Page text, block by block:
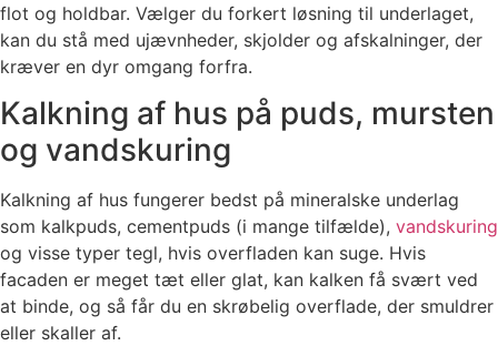
flot og holdbar. Vælger du forkert løsning til underlaget,
kan du stå med ujævnheder, skjolder og afskalninger, der
kræver en dyr omgang forfra.
Kalkning af hus på puds, mursten
og vandskuring
Kalkning af hus fungerer bedst på mineralske underlag
som kalkpuds, cementpuds (i mange tilfælde), vandskuring
og visse typer tegl, hvis overfladen kan suge. Hvis
facaden er meget tæt eller glat, kan kalken få svært ved
at binde, og så får du en skrøbelig overflade, der smuldrer
eller skaller af.